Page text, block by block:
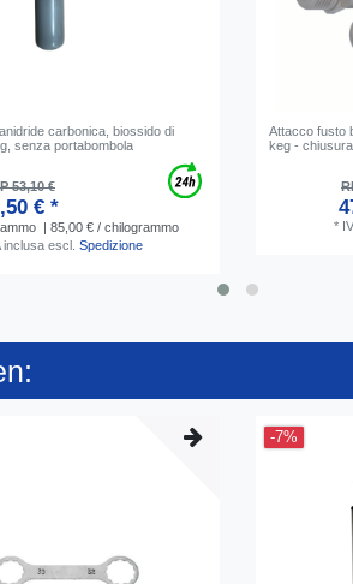
carbonica, biossido di
senza portabombola
53,10 €
€ *
| 85,00 € / chilogrammo
inclusaescl. Spedizione
Attacco fusto
keg -
*
-7%